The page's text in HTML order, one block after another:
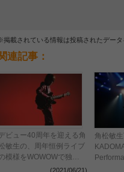
掲載されている情報は投稿されたデー
連記事：
ビュー40周年を迎える角
敏生の、周年恒例ライブ
模様をWOWOWで独占
(2021/06/21)
角松敏